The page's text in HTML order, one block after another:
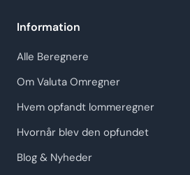
Information
Alle Beregnere
Om Valuta Omregner
Hvem opfandt lommeregner
Hvornår blev den opfundet
Blog & Nyheder